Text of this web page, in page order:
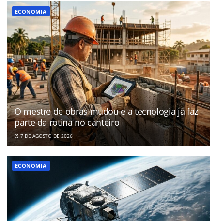
ECONOMIA
O mestre de obras mudou e a tecnologia já faz
parte da rotina no canteiro
7 DE AGOSTO DE 2026
ECONOMIA